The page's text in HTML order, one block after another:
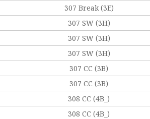
307 Break (3E)
307 SW (3H)
307 SW (3H)
307 SW (3H)
307 CC (3B)
307 CC (3B)
308 CC (4B_)
308 CC (4B_)